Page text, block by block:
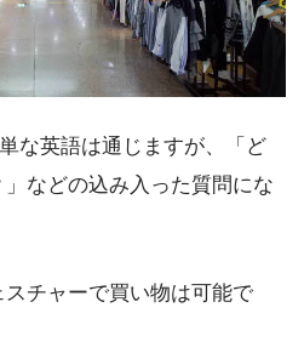
な英語は通じますが、「ど
などの込み入った質問にな
チャーで買い物は可能で